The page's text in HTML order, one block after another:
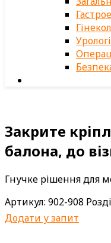
Закрите
балона, до
Гнучке рішення для
Артикул: 902-908
Додати у запит